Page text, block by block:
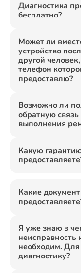
Диагностика
бесплатно?
Может ли
устройство
другой
телефон
предоставлю?
Возможно ли
обратную связь
выполнения
Какую
Какие
Я уже знаю в
неисправность
необходим. Для
диагностику?